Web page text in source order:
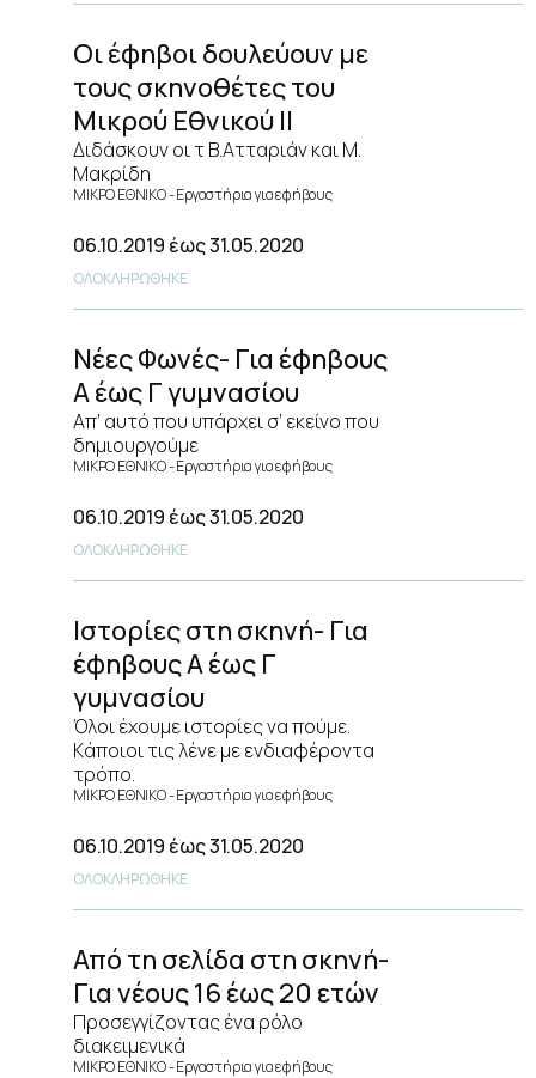
06.10.2019 έως 31.05.2020
ΟΛΟΚΛΗΡΩΘΗΚΕ
Οι έφηβοι δουλεύουν με
τους σκηνοθέτες του
Μικρού Εθνικού ΙΙ
Διδάσκουν οι τ Β.Ατταριάν και Μ.
Μακρίδη
ΜΙΚΡΟ ΕΘΝΙΚΟ Εργαστήρια για εφήβους
06.10.2019 έως 31.05.2020
ΟΛΟΚΛΗΡΩΘΗΚΕ
Νέες Φωνές- Για έφηβους
Α έως Γ γυμνασίου
Απ’ αυτό που υπάρχει σ’ εκείνο που
δημιουργούμε
ΜΙΚΡΟ ΕΘΝΙΚΟ Εργαστήρια για εφήβους
06.10.2019 έως 31.05.2020
ΟΛΟΚΛΗΡΩΘΗΚΕ
Ιστορίες στη σκηνή- Για
έφηβους Α έως Γ
γυμνασίου
Όλοι έχουμε ιστορίες να πούμε.
Kάποιοι τις λένε με ενδιαφέροντα
τρόπο.
ΜΙΚΡΟ ΕΘΝΙΚΟ Εργαστήρια για εφήβους
Από τη σελίδα στη σκηνή-
Για νέους 16 έως 20 ετών
Προσεγγίζοντας ένα ρόλο
διακειμενικά
ΜΙΚΡΟ ΕΘΝΙΚΟ Εργαστήρια για εφήβους